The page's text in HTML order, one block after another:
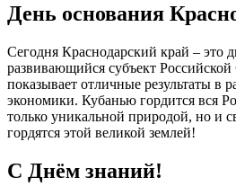
День основания
Сегодня Краснодарский край – это
развивающийся субъект
показывает отличные результаты в
экономики. Кубанью гордится вся
только уникальной природой, но и
гордятся этой великой землей!
С Днём знаний!